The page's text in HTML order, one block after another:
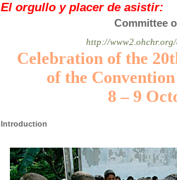
El orgullo y placer de asistir:
Committee
http://
Celebration of the
of the
8 – 9
Introduction